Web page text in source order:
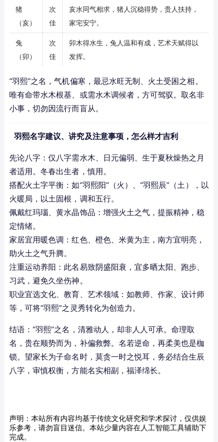
猪
（亥）
次
佳
亥水同气相求，猪人沉稳得势，贵人扶持，
家宅安宁。
兔
（卯）
次
佳
卯木得水生，兔人温和有成，艺术天赋得以
发挥。
“羽熙”之名，气机偏寒，最忌水旺无制、火土受困之相。
唯有命带水木根基、或需水木调候者，方可驾驭。取名非
小事，切勿因流行而盲从。
羽熙名字建议、讲究及注意事项，怎么样才吉利
先论八字：仅八字需水木、日元偏弱、生于夏秋燥热之月
者适用。冬春出生者，慎用。
搭配火土字平衡：如“羽熙阳”（火）、“羽熙辰”（土），以
火暖局，以土固根，调和五行。
佩戴红玛瑙、黄水晶饰品：增强火土之气，提振精神，稳
定情绪。
家居宜用暖色调：红色、橙色、米黄为主，南方宜明亮，
助火土之气升腾。
注重运动养阳：此名易致阴盛阳衰，宜多晒太阳、跑步、
习武，避免久坐伤神。
职业宜选文化、教育、艺术领域：如教师、作家、设计师
等，可将“羽熙”之灵秀转化为创造力。
结语：“羽熙”之名，清雅动人，却非人人可承。命理取
名，贵在顺势而为，补偏救弊。名若逆命，再柔美也是枷
锁。望家长为子命名时，莫贪一时之悦耳，务必结合生辰
八字，审慎权衡，方能名实相副，福泽绵长。
声明：本站所有内容均基于传统文化研究和学术探讨，仅供娱
乐参考，请勿盲目迷信。本站少量内容在人工智能工具辅助下
完成。